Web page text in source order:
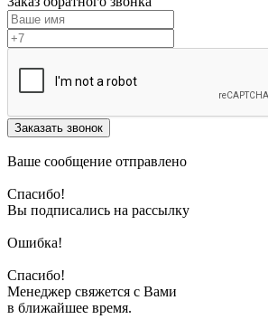
Заказать звонок
Ваше сообщение отправлено
Спасибо!
Вы подписались на рассылку
Ошибка!
Спасибо!
Менеджер свяжется с Вами
в ближайшее время.